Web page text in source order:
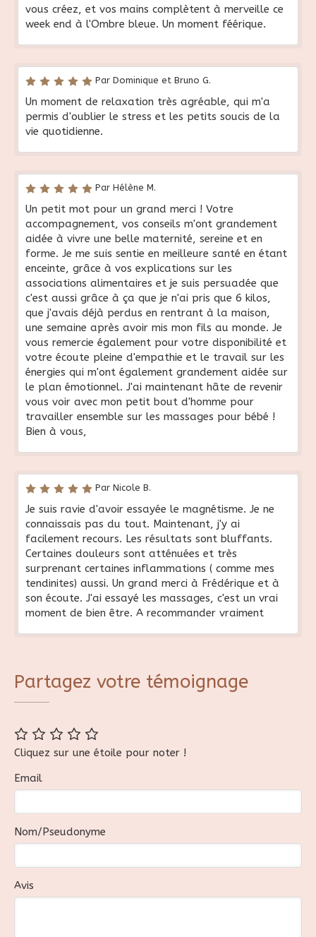
vous créez, et vos mains complètent à merveille ce
week end à l'Ombre bleue. Un moment féérique.
Par Dominique et Bruno G.
Un moment de relaxation très agréable, qui m'a
permis d'oublier le stress et les petits soucis de la
vie quotidienne.
Par Hélène M.
Un petit mot pour un grand merci ! Votre
accompagnement, vos conseils m'ont grandement
aidée à vivre une belle maternité, sereine et en
forme. Je me suis sentie en meilleure santé en étant
enceinte, grâce à vos explications sur les
associations alimentaires et je suis persuadée que
c'est aussi grâce à ça que je n'ai pris que 6 kilos,
que j'avais déjà perdus en rentrant à la maison,
une semaine après avoir mis mon fils au monde. Je
vous remercie également pour votre disponibilité et
votre écoute pleine d'empathie et le travail sur les
énergies qui m'ont également grandement aidée sur
le plan émotionnel. J'ai maintenant hâte de revenir
vous voir avec mon petit bout d'homme pour
travailler ensemble sur les massages pour bébé !
Bien à vous,
Par Nicole B.
Je suis ravie d'avoir essayée le magnétisme. Je ne
connaissais pas du tout. Maintenant, j'y ai
facilement recours. Les résultats sont bluffants.
Certaines douleurs sont atténuées et très
surprenant certaines inflammations ( comme mes
tendinites) aussi. Un grand merci à Frédérique et à
son écoute. J'ai essayé les massages, c'est un vrai
moment de bien être. A recommander vraiment
Partagez votre témoignage
Cliquez sur une étoile pour noter !
Email
Nom/Pseudonyme
Avis